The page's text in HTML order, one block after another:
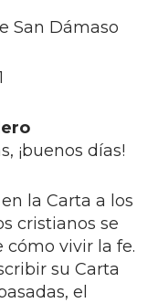
San Dámaso
¡buenos días!
la Carta a los
cristianos se
vivir la fe.
su Carta
el